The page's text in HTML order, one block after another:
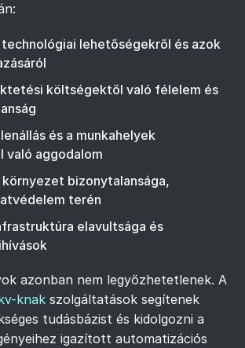
technológiai lehetőségekről és azok
költségektől való félelem és
és a munkahelyek
való aggodalom
bizonytalansága,
terén
elavultsága és
azonban nem legyőzhetetlenek. A
knak szolgáltatások segítenek
tudásbázist és kidolgozni a
igazított automatizációs